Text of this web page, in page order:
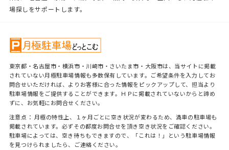
場探しをサポートします。
東京都・名古屋市・横浜市・川崎市・さいたま市・大阪市は、当サイトに掲載
されていない月極駐車場情報も多数保有しています。ご希望条件を入力してお
問合せいただければ、よりお客様に合った情報をピックアップして、担当より
駐車場情報をご提供することができます。ＨＰに掲載されていないからと諦め
ずに、お気軽にお問合せください。
注意点： 月極の特性上、１ヶ月ごとに空き状況が変わるため、満車の駐車場も
掲載されています。必ずその都度お問合せを頂き空き状況をご確認ください。
駐車場によっては、空き待ちもできますので、「これは！」という駐車場情報
を見つけられましたら、ご連絡ください。